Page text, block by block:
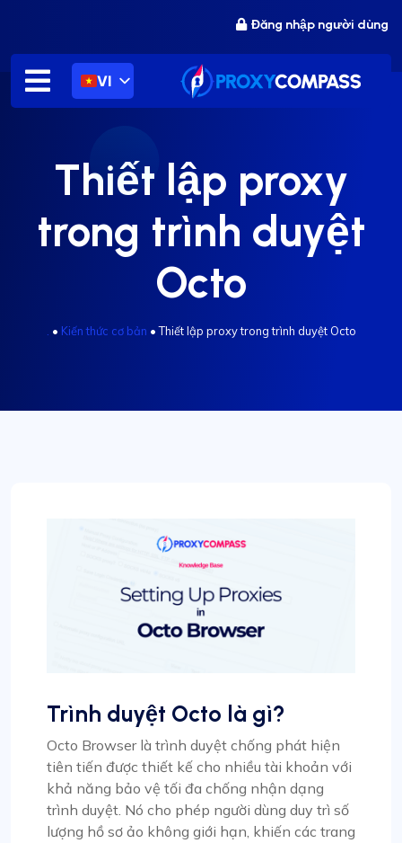
nội
dung
Đăng nhập người dùng
VI
Thiết lập proxy
trong trình duyệt
Octo
• Kiến thức cơ bản •Thiết lập proxy trong trình duyệt Octo
Trình duyệt Octo là gì?
Octo Browser là trình duyệt chống phát hiện
tiên tiến được thiết kế cho nhiều tài khoản với
khả năng bảo vệ tối đa chống nhận dạng
trình duyệt. Nó cho phép người dùng duy trì số
lượng hồ sơ ảo không giới hạn, khiến các trang